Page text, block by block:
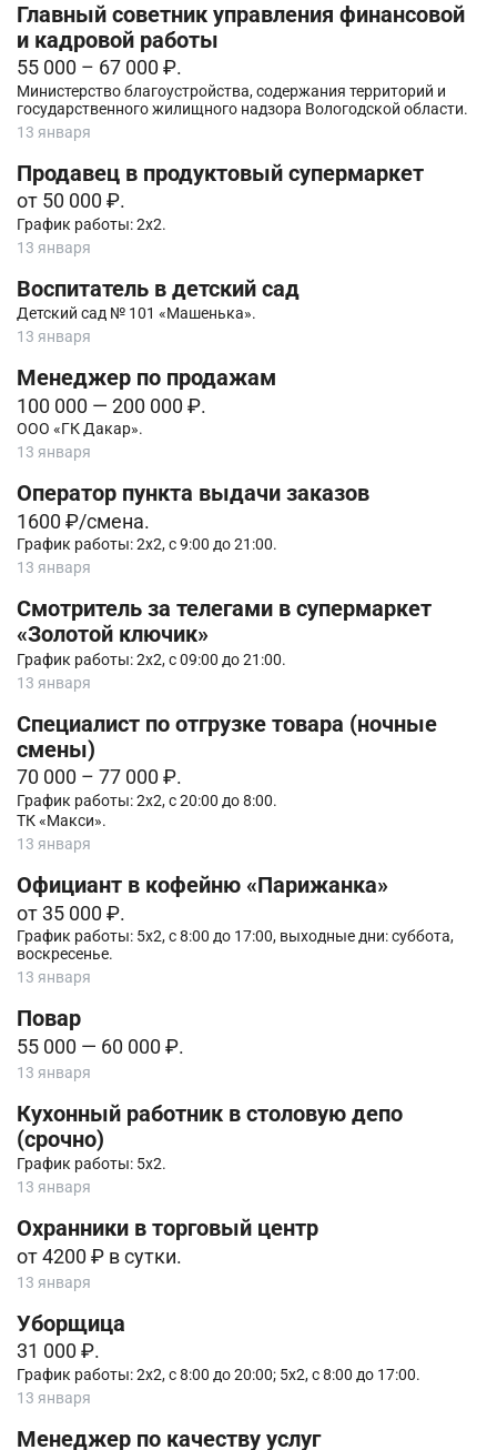
Главный советник управления финансовой
и кадровой работы
55 000 – 67 000 ₽.
Министерство благоустройства, содержания территорий и
государственного жилищного надзора Вологодской области.
13 января
Продавец в продуктовый супермаркет
от 50 000 ₽.
График работы: 2х2.
13 января
Воспитатель в детский сад
Детский сад № 101 «Машенька».
13 января
Менеджер по продажам
100 000 — 200 000 ₽.
ООО «ГК Дакар».
13 января
Оператор пункта выдачи заказов
1600 ₽/смена.
График работы: 2х2, с 9:00 до 21:00.
13 января
Смотритель за телегами в супермаркет
«Золотой ключик»
График работы: 2х2, с 09:00 до 21:00.
13 января
Специалист по отгрузке товара (ночные
смены)
70 000 – 77 000 ₽.
График работы: 2х2, с 20:00 до 8:00.
ТК «Макси».
13 января
Официант в кофейню «Парижанка»
от 35 000 ₽.
График работы: 5х2, с 8:00 до 17:00, выходные дни: суббота,
воскресенье.
13 января
Повар
55 000 — 60 000 ₽.
13 января
Кухонный работник в столовую депо
(срочно)
График работы: 5х2.
13 января
Охранники в торговый центр
от 4200 ₽ в сутки.
13 января
Уборщица
31 000 ₽.
График работы: 2х2, с 8:00 до 20:00; 5х2, с 8:00 до 17:00.
13 января
Менеджер по качеству услуг